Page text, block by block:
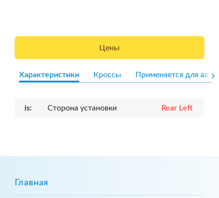
Цены
Характеристики Кроссы Применяется для авто
is: Сторона установки Rear Left
Главная